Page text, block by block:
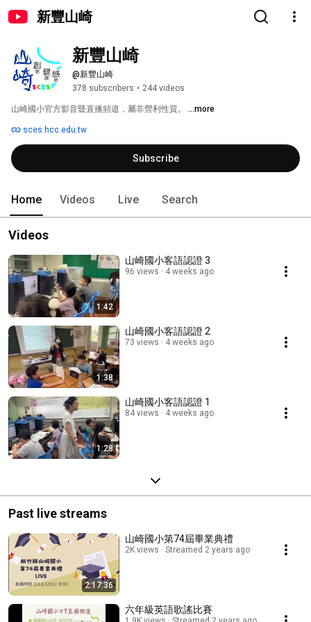
新豐山崎
新豐山崎
@新豐山崎
378 subscribers • 244 videos
山崎國小官方影音暨直播頻道，屬非營利性質。 ...more
sces.hcc.edu.tw
Subscribe
Home Videos Live Search
Videos
1:42
山崎國小客語認證 3
96 views 4 weeks ago
1:38
山崎國小客語認證 2
73 views 4 weeks ago
1:28
山崎國小客語認證 1
84 views 4 weeks ago
Past live streams
2:17:36
山崎國小第74屆畢業典禮
2K views Streamed 2 years ago
六年級英語歌謠比賽